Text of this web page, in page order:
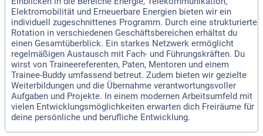
Elektromobilität und Erneuerbare Energien bieten wir ein
individuell zugeschnittenes Programm. Durch eine strukturierte
Rotation in verschiedenen Geschäftsbereichen erhältst du
einen Gesamtüberblick. Ein starkes Netzwerk ermöglicht
regelmäßigen Austausch mit Fach- und Führungskräften. Du
wirst von Traineereferenten, Paten, Mentoren und einem
Trainee-Buddy umfassend betreut. Zudem bieten wir gezielte
Weiterbildungen und die Übernahme verantwortungsvoller
Aufgaben und Projekte. In einem modernen Arbeitsumfeld mit
vielen Entwicklungsmöglichkeiten erwarten dich Freiräume für
deine persönliche und berufliche Entwicklung.